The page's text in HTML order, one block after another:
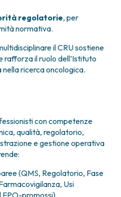
regolatorie, per
normativa.
il CRU sostiene
rafforza il ruolo dell’Istituto
ricerca oncologica.
con competenze
qualità, regolatorio,
e gestione operativa
(QMS, Regolatorio, Fase
Usi
FPO-promossi)